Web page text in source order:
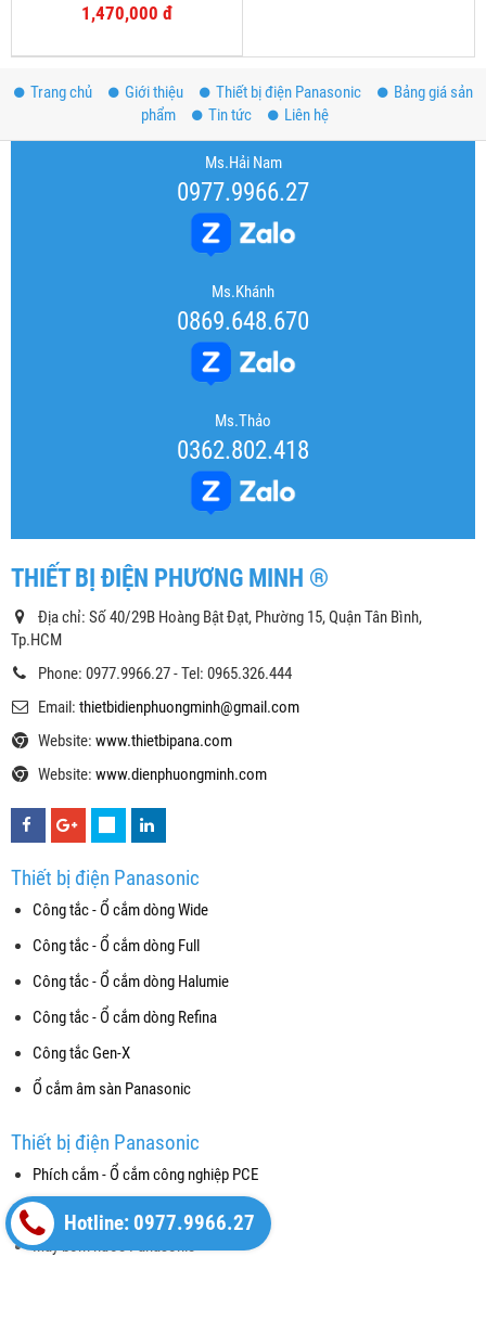
1,470,000 đ
Trang chủ Giới thiệu Thiết bị điện Panasonic
Bảng giá sản
phẩm
Tin tức Liên hệ
Ms.Hải Nam
0977.9966.27
Ms.Khánh
0869.648.670
Ms.Thảo
0362.802.418
THIẾT BỊ ĐIỆN PHƯƠNG MINH ®
Địa chỉ: Số 40/29B Hoàng Bật Đạt, Phường 15, Quận Tân Bình,
Tp.HCM
Phone: 0977.9966.27 - Tel: 0965.326.444
Email: thietbidienphuongminh@gmail.com
Website: www.thietbipana.com
Website: www.dienphuongminh.com
Thiết bị điện Panasonic
Công tắc - Ổ cắm dòng Wide
Công tắc - Ổ cắm dòng Full
Công tắc - Ổ cắm dòng Halumie
Công tắc - Ổ cắm dòng Refina
Công tắc Gen-X
Ổ cắm âm sàn Panasonic
Thiết bị điện Panasonic
Phích cắm - Ổ cắm công nghiệp PCE
Thiết bị đóng cắt (CB)
Máy bơm nước Panasonic
Hotline: 0977.9966.27